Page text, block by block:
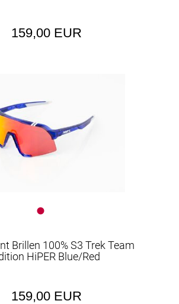
159,00 EUR
Brillen 100% S3 Trek Team
HiPER Blue/Red
159,00 EUR